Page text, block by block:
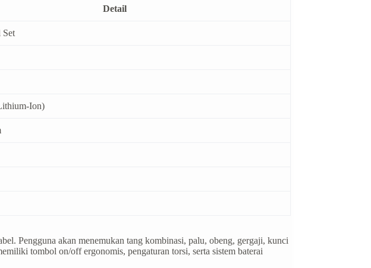
Detail
Set
Ion)
Pengguna akan menemukan tang kombinasi, palu, obeng, gergaji, kunci
tombol on/off ergonomis, pengaturan torsi, serta sistem baterai